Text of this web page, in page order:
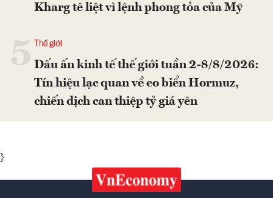
Kharg tê liệt vì lệnh phong tỏa của Mỹ
Thế giới
Dấu ấn kinh tế thế giới tuần 2-8/8/2026:
Tín hiệu lạc quan về eo biển Hormuz,
chiến dịch can thiệp tỷ giá yên
}